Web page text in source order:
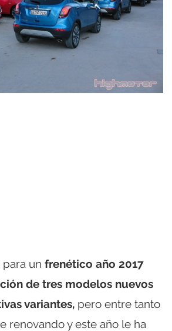
un frenético año 2017
de tres modelos nuevos
variantes, pero entre tanto
renovando y este año le ha